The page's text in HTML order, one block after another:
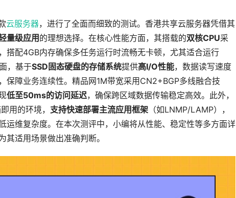
云服务器，进行了全面而细致的测试。香港共享云服务器凭借其
量级应用 的理想选择。在核心性能方面，其搭载的双核CPU采
搭配4GB内存确保多任务运行时流畅无卡顿，尤其适合运行
，基于SSD固态硬盘的存储系统提供高I/O性能，数据读写速度
保障业务连续性。精品网1M带宽采用CN2+BGP多线融合技
低至50ms的访问延迟，确保跨区域数据传输稳定高效。此外，
用的环境， 支持快速部署主流应用框架 （如LNMP/LAMP），
运维复杂度。在本次测评中，小编将从性能、稳定性等多方面详
适用场景做出准确判断。